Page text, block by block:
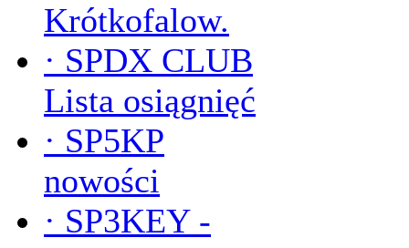
Krótkofalow.
· SPDX CLUB
Lista osiągnięć
· SP5KP
nowości
· SP3KEY -